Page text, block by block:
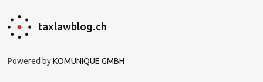
taxlawblog.ch
Powered byKOMUNIQUE GMBH